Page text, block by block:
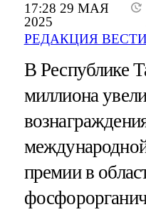
17:28 29 МАЯ
2025
РЕДАКЦИЯ
В Республике
миллиона
премии в